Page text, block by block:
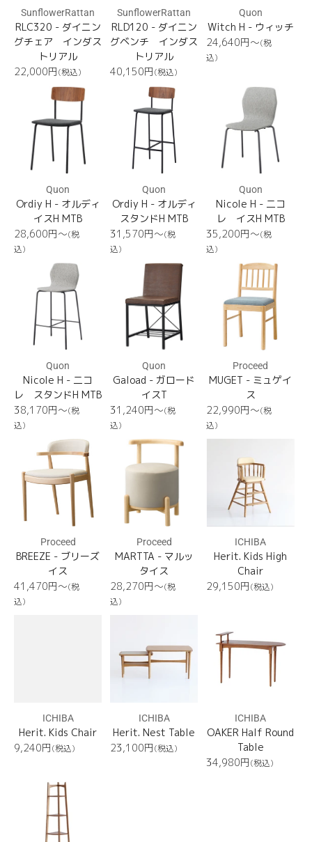
SunflowerRattan
RLC320 - ダイニン
グチェア インダス
トリアル
通
22,000円(税込)
SunflowerRattan
RLD120 - ダイニン
グベンチ インダス
トリアル
通
40,150円(税込)
Quon
Witch H - ウィッチ
通
常
24,640円〜(税
込)
Quon
Ordiy H - オルディ
イスH MTB
通
常
28,600円〜(税
込)
Quon
Ordiy H - オルディ
スタンドH MTB
通
常
31,570円〜(税
込)
Quon
Nicole H - 二コ
レ イスH MTB
通
常
35,200円〜(税
込)
Quon
Nicole H - 二コ
レ スタンドH MTB
通
常
38,170円〜(税
込)
Quon
Gaload - ガロード
イスT
通
常
31,240円〜(税
込)
Proceed
MUGET - ミュゲイ
ス
通
常
22,990円〜(税
込)
BREEZE
Proceed
BREEZE - ブリーズ
イス
通
常
41,470円〜(税
込)
MARTTA
Proceed
MARTTA - マルッ
タイス
通
常
28,270円〜(税
込)
ICHIBA
Herit. Kids High
Chair
通
29,150円(税込)
ICHIBA
Herit. Kids Chair
通
9,240円(税込)
Table
ICHIBA
Herit. Nest Table
通
23,100円(税込)
Half
Round
ICHIBA
OAKER Half Round
Table
通
34,980円(税込)